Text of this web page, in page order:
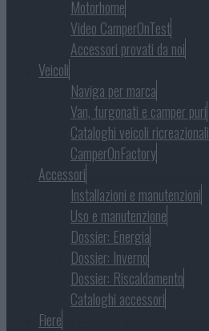
Motorhome
Video CamperOnTest
Accessori provati da noi
Veicoli
Naviga per marca
Van, furgonati e camper puri
Cataloghi veicoli ricreazionali
CamperOnFactory
Accessori
Installazioni e manutenzioni
Uso e manutenzione
Dossier: Energia
Dossier: Inverno
Dossier: Riscaldamento
Cataloghi accessori
Fiere